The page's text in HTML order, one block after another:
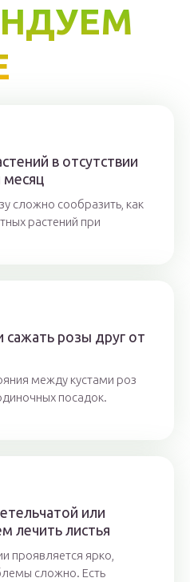
в отсутствии
месяц
сложно сообразить, как
растений при
сажать розы друг от
между кустами роз
посадок.
или
лечить листья
проявляется ярко,
сложно. Есть